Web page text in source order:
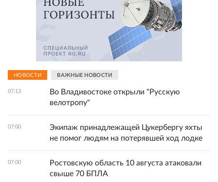
НОВОСТИ ВАЖНЫЕ НОВОСТИ
07:13
Во Владивостоке открыли "Русскую
велотропу"
07:00
Экипаж принадлежащей Цукербергу яхты
не помог людям на потерявшей ход лодке
07:00
Ростовскую область 10 августа атаковали
свыше 70 БПЛА